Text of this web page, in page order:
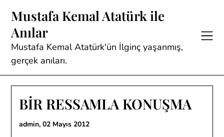
content
Mustafa Kemal Atatürk ile
Anılar
Mustafa Kemal Atatürk'ün İlginç yaşanmış,
gerçek anıları.
BİR RESSAMLA KONUŞMA
admin,02 Mayıs 2012